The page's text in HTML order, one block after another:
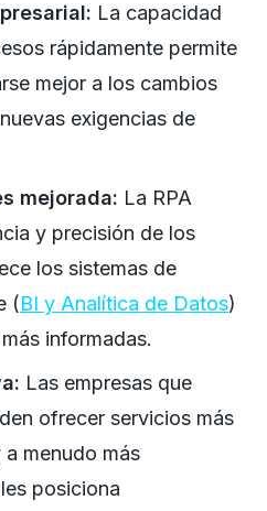
La capacidad
rápidamente permite
mejor a los cambios
exigencias de
mejorada: La RPA
y precisión de los
los sistemas de
(BI y Analítica de Datos)
informadas.
Las empresas que
ofrecer servicios más
menudo más
posiciona